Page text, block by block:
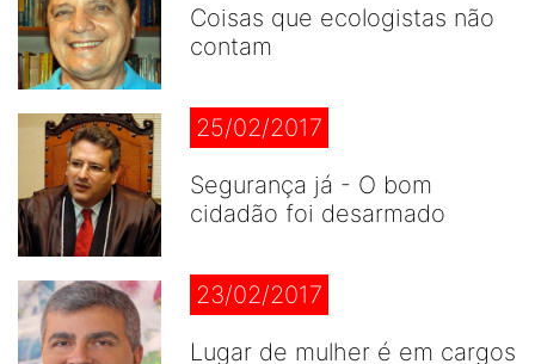
Coisas que ecologistas não
contam
25/02/2017
Segurança já - O bom
cidadão foi desarmado
23/02/2017
Lugar de mulher é em cargos